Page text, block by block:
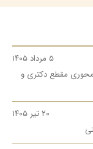
۵ مرداد ۱۴۰۵
مقطع دکتری و
۲۰ تیر ۱۴۰۵